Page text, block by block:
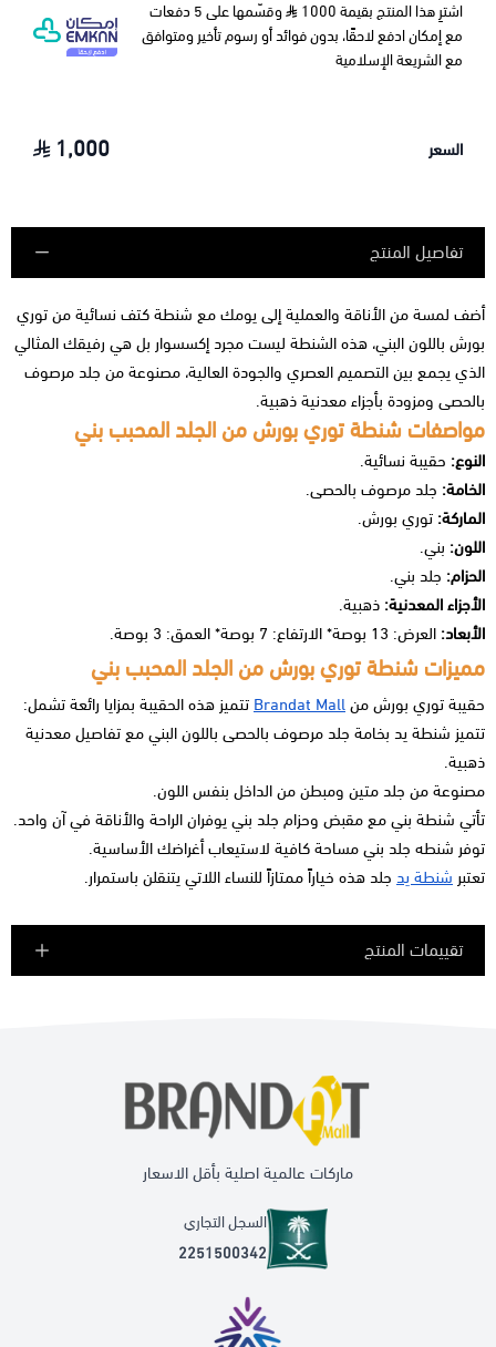
اشترِ هذا المنتج بقيمة 1000
وقسّمها على 5 دفعات
مع إمكان ادفع لاحقًا، بدون فوائد أو رسوم تأخير ومتوافق
مع الشريعة الإسلامية
السعر 1,000
تفاصيل المنتج
أضف لمسة من الأناقة والعملية إلى يومك مع شنطة كتف نسائية من توري
بورش باللون البني، هذه الشنطة ليست مجرد إكسسوار بل هي رفيقك المثالي
الذي يجمع بين التصميم العصري والجودة العالية، مصنوعة من جلد مرصوف
بالحصى ومزودة بأجزاء معدنية ذهبية.
مواصفات شنطة توري بورش من الجلد المحبب بني
النوع: حقيبة نسائية.
الخامة: جلد مرصوف بالحصى.
الماركة: توري بورش.
اللون: بني.
الحزام: جلد بني.
الأجزاء المعدنية: ذهبية.
الأبعاد: العرض: 13 بوصة* الارتفاع: 7 بوصة* العمق: 3 بوصة.
مميزات شنطة توري بورش من الجلد المحبب بني
حقيبة توري بورش منBrandat Mall تتميز هذه الحقيبة بمزايا رائعة تشمل:
تتميز شنطة يد بخامة جلد مرصوف بالحصى باللون البني مع تفاصيل معدنية
ذهبية.
مصنوعة من جلد متين ومبطن من الداخل بنفس اللون.
تأتي شنطة بني مع مقبض وحزام جلد بني يوفران الراحة والأناقة في آن واحد.
توفر شنطه جلد بني مساحة كافية لاستيعاب أغراضك الأساسية.
تعتبر شنطة يد جلد هذه خياراً ممتازاً للنساء اللاتي يتنقلن باستمرار.
تقييمات المنتج
ماركات عالمية اصلية بأقل الاسعار
السجل التجاري
2251500342